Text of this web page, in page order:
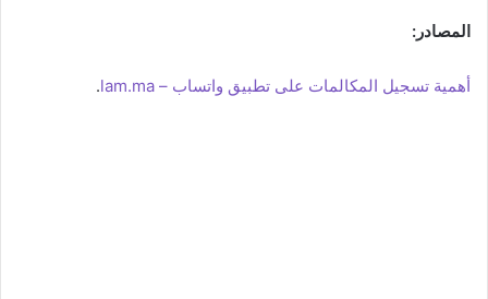
المصادر:
أهمية تسجيل المكالمات على تطبيق واتساب – lam.ma .